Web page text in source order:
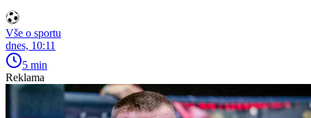
Vše o sportu
dnes, 10:11
5 min
Reklama